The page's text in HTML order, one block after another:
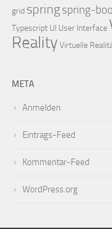
grid springspring-
Typescript UI User Interface
Reality Virtuelle
META
Anmelden
Eintrags-Feed
Kommentar-Feed
WordPress.org